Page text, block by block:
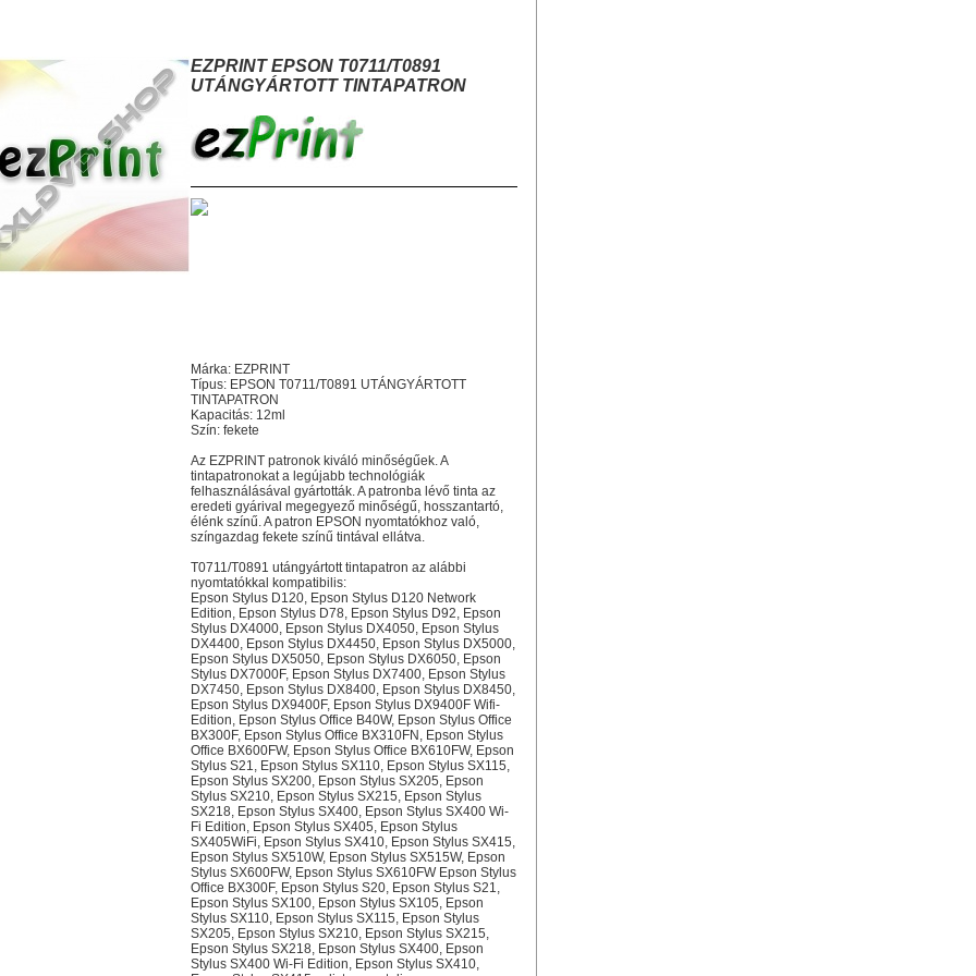
EZPRINT EPSON T0711/T0891
UTÁNGYÁRTOTT TINTAPATRON
Márka: EZPRINT
Típus: EPSON T0711/T0891 UTÁNGYÁRTOTT
TINTAPATRON
Kapacitás: 12ml
Szín: fekete
Az EZPRINT patronok kiváló minőségűek. A
tintapatronokat a legújabb technológiák
felhasználásával gyártották. A patronba lévő tinta az
eredeti gyárival megegyező minőségű, hosszantartó,
élénk színű. A patron EPSON nyomtatókhoz való,
színgazdag fekete színű tintával ellátva.
T0711/T0891 utángyártott tintapatron az alábbi
nyomtatókkal kompatibilis:
Epson Stylus D120, Epson Stylus D120 Network
Edition, Epson Stylus D78, Epson Stylus D92, Epson
Stylus DX4000, Epson Stylus DX4050, Epson Stylus
DX4400, Epson Stylus DX4450, Epson Stylus DX5000,
Epson Stylus DX5050, Epson Stylus DX6050, Epson
Stylus DX7000F, Epson Stylus DX7400, Epson Stylus
DX7450, Epson Stylus DX8400, Epson Stylus DX8450,
Epson Stylus DX9400F, Epson Stylus DX9400F Wifi-
Edition, Epson Stylus Office B40W, Epson Stylus Office
BX300F, Epson Stylus Office BX310FN, Epson Stylus
Office BX600FW, Epson Stylus Office BX610FW, Epson
Stylus S21, Epson Stylus SX110, Epson Stylus SX115,
Epson Stylus SX200, Epson Stylus SX205, Epson
Stylus SX210, Epson Stylus SX215, Epson Stylus
SX218, Epson Stylus SX400, Epson Stylus SX400 Wi-
Fi Edition, Epson Stylus SX405, Epson Stylus
SX405WiFi, Epson Stylus SX410, Epson Stylus SX415,
Epson Stylus SX510W, Epson Stylus SX515W, Epson
Stylus SX600FW, Epson Stylus SX610FW Epson Stylus
Office BX300F, Epson Stylus S20, Epson Stylus S21,
Epson Stylus SX100, Epson Stylus SX105, Epson
Stylus SX110, Epson Stylus SX115, Epson Stylus
SX205, Epson Stylus SX210, Epson Stylus SX215,
Epson Stylus SX218, Epson Stylus SX400, Epson
Stylus SX400 Wi-Fi Edition, Epson Stylus SX410,